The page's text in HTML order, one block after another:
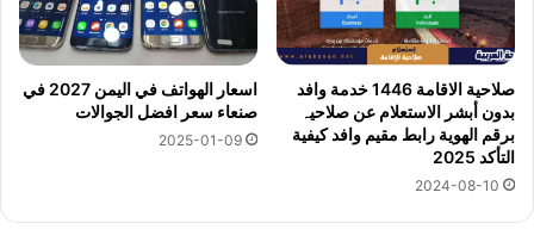
صلاحية الاقامة 1446 خدمة وافد
بدون أبشر الاستعلام عن صلاحیہ
برقم الهوية رابط مقيم وافد كيفية
التأكد 2025
2024-08-10
اسعار الهواتف في اليمن 2027 في
صنعاء سعر افضل الجوالات
2025-01-09